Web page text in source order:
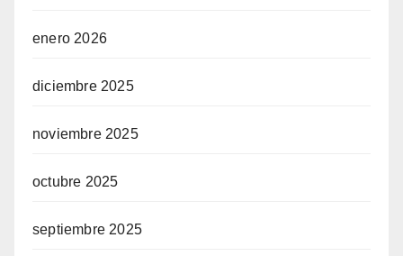
enero 2026
diciembre 2025
noviembre 2025
octubre 2025
septiembre 2025